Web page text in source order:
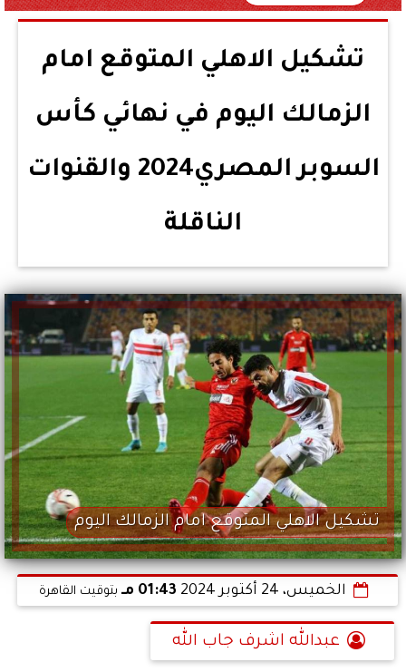
تشكيل الاهلي المتوقع امام
الزمالك اليوم في نهائي كأس
السوبر المصري2024 والقنوات
الناقلة
تشكيل الاهلي المتوقع امام الزمالك اليوم
الخميس، 24 أكتوبر 2024 01:43 مـ بتوقيت القاهرة
عبدالله اشرف جاب الله